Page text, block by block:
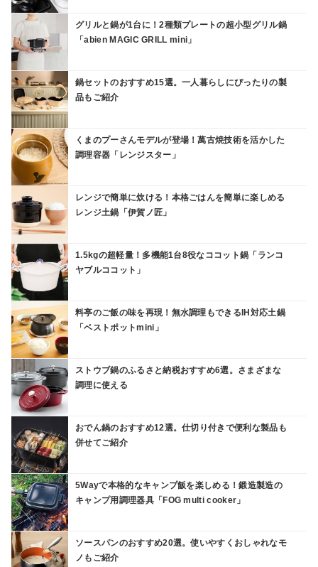
グリルと鍋が1台に！2種類プレートの超小型グリル鍋
「abien MAGIC GRILL mini」
鍋セットのおすすめ15選。一人暮らしにぴったりの製
品もご紹介
くまのプーさんモデルが登場！萬古焼技術を活かした
調理容器「レンジスター」
レンジで簡単に炊ける！本格ごはんを簡単に楽しめる
レンジ土鍋「伊賀ノ匠」
1.5kgの超軽量！多機能1台8役なココット鍋「ランコ
ヤブルココット」
料亭のご飯の味を再現！無水調理もできるIH対応土鍋
「ベストポットmini」
ストウブ鍋のふるさと納税おすすめ6選。さまざまな
調理に使える
おでん鍋のおすすめ12選。仕切り付きで便利な製品も
併せてご紹介
5Wayで本格的なキャンプ飯を楽しめる！鍛造製造の
キャンプ用調理器具「FOG multi cooker」
ソースパンのおすすめ20選。使いやすくおしゃれなモ
ノもご紹介